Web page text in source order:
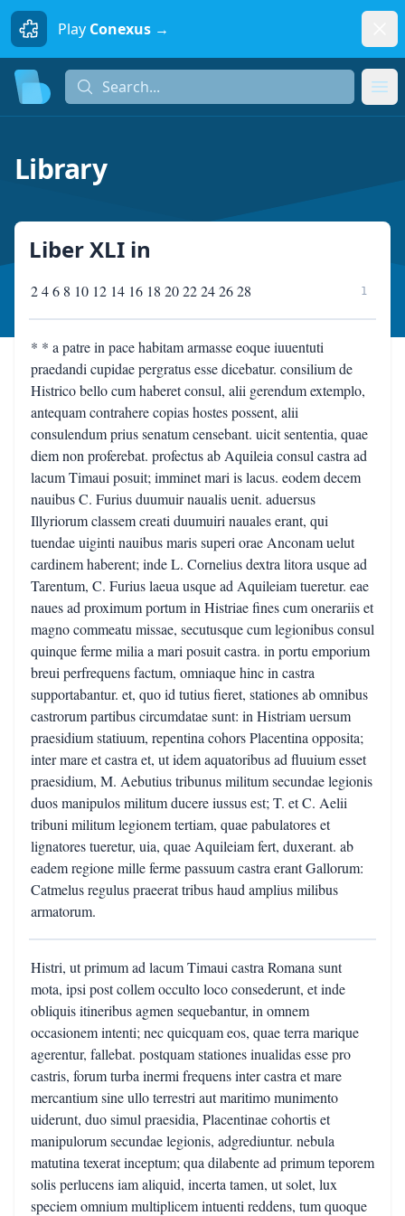
Play Conexus →
Search...
Library
Liber XLI in
2 4 6 8 10 12 14 16 18 20 22 24 26 28 1
* * a patre in pace habitam armasse eoque iuuentuti
praedandi cupidae pergratus esse dicebatur. consilium de
Histrico bello cum haberet consul, alii gerendum extemplo,
antequam contrahere copias hostes possent, alii
consulendum prius senatum censebant. uicit sententia, quae
diem non proferebat. profectus ab Aquileia consul castra ad
lacum Timaui posuit; imminet mari is lacus. eodem decem
nauibus C. Furius duumuir naualis uenit. aduersus
Illyriorum classem creati duumuiri nauales erant, qui
tuendae uiginti nauibus maris superi orae Anconam uelut
cardinem haberent; inde L. Cornelius dextra litora usque ad
Tarentum, C. Furius laeua usque ad Aquileiam tueretur. eae
naues ad proximum portum in Histriae fines cum onerariis et
magno commeatu missae, secutusque cum legionibus consul
quinque ferme milia a mari posuit castra. in portu emporium
breui perfrequens factum, omniaque hinc in castra
supportabantur. et, quo id tutius fieret, stationes ab omnibus
castrorum partibus circumdatae sunt: in Histriam uersum
praesidium statiuum, repentina cohors Placentina opposita;
inter mare et castra et, ut idem aquatoribus ad fluuium esset
praesidium, M. Aebutius tribunus militum secundae legionis
duos manipulos militum ducere iussus est; T. et C. Aelii
tribuni militum legionem tertiam, quae pabulatores et
lignatores tueretur, uia, quae Aquileiam fert, duxerant. ab
eadem regione mille ferme passuum castra erant Gallorum:
Catmelus regulus praeerat tribus haud amplius milibus
armatorum.
Histri, ut primum ad lacum Timaui castra Romana sunt
mota, ipsi post collem occulto loco consederunt, et inde
obliquis itineribus agmen sequebantur, in omnem
occasionem intenti; nec quicquam eos, quae terra marique
agerentur, fallebat. postquam stationes inualidas esse pro
castris, forum turba inermi frequens inter castra et mare
mercantium sine ullo terrestri aut maritimo munimento
uiderunt, duo simul praesidia, Placentinae cohortis et
manipulorum secundae legionis, adgrediuntur. nebula
matutina texerat inceptum; qua dilabente ad primum teporem
solis perlucens iam aliquid, incerta tamen, ut solet, lux
speciem omnium multiplicem intuenti reddens, tum quoque